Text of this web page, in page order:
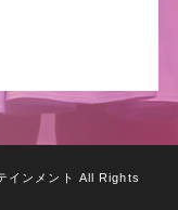
インメント All Rights